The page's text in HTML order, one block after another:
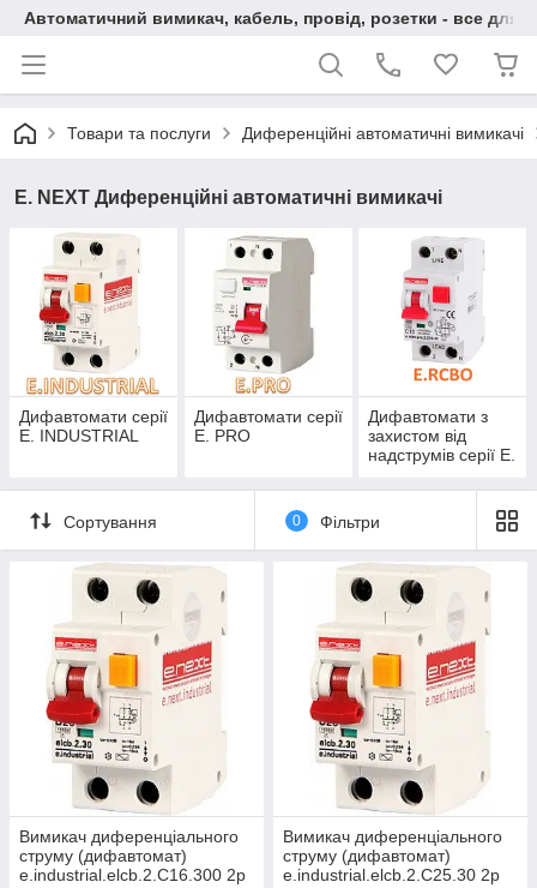
Автоматичний вимикач, кабель, провід, розетки - все для
Товари та послуги Диференційні автоматичні вимикачі
E. NEXT Диференційні автоматичні вимикачі
Дифавтомати серії
E. INDUSTRIAL
Дифавтомати серії
E. PRO
Дифавтомати з
захистом від
надструмів серії E.
Сортування 0 Фільтри
Вимикач диференціального
струму (дифавтомат)
e.industrial.elcb.2.C16.300 2р
Вимикач диференціального
струму (дифавтомат)
e.industrial.elcb.2.C25.30 2р